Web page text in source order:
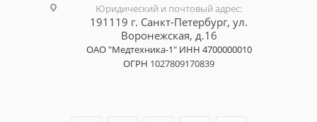
Юридический и почтовый адрес:
191119 г. Санкт-Петербург, ул.
Воронежская, д.16
ОАО "Медтехника-1" ИНН 4700000010
ОГРН 1027809170839